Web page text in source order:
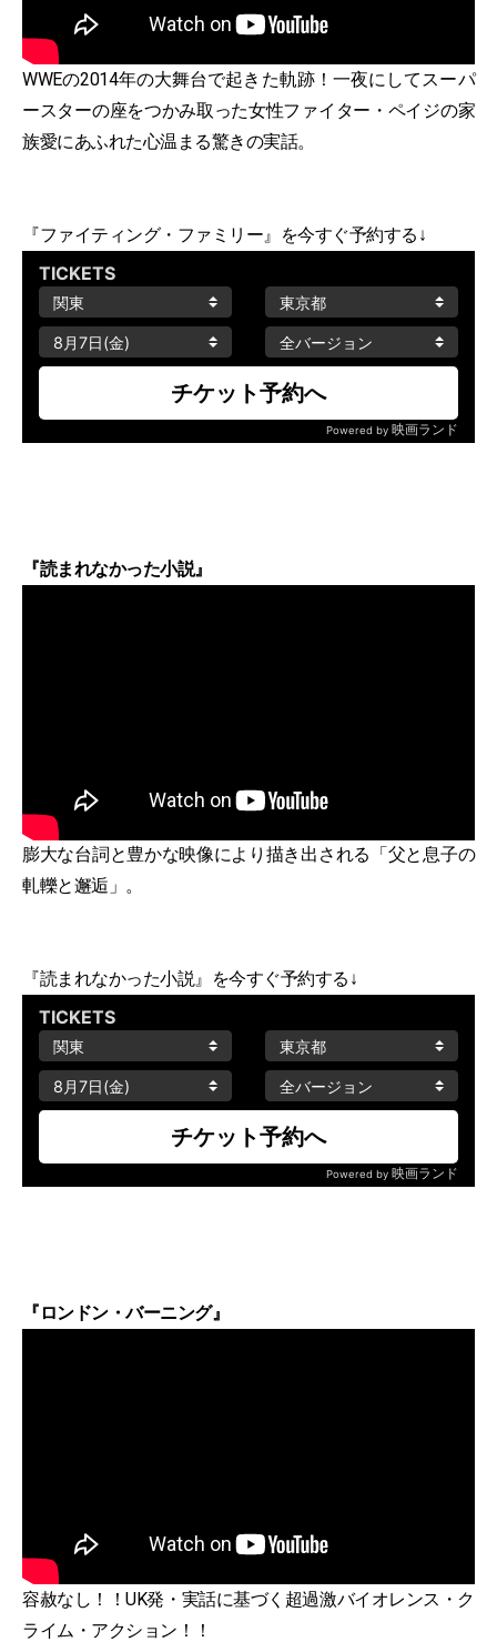
WWEの2014年の大舞台で起きた軌跡！一夜にしてスーパ
ースターの座をつかみ取った女性ファイター・ペイジの家
族愛にあふれた心温まる驚きの実話。
『ファイティング・ファミリー』を今すぐ予約する↓
『読まれなかった小説』
膨大な台詞と豊かな映像により描き出される「父と息子の
軋轢と邂逅」。
『読まれなかった小説』を今すぐ予約する↓
『ロンドン・バーニング』
容赦なし！！UK発・実話に基づく超過激バイオレンス・ク
ライム・アクション！！